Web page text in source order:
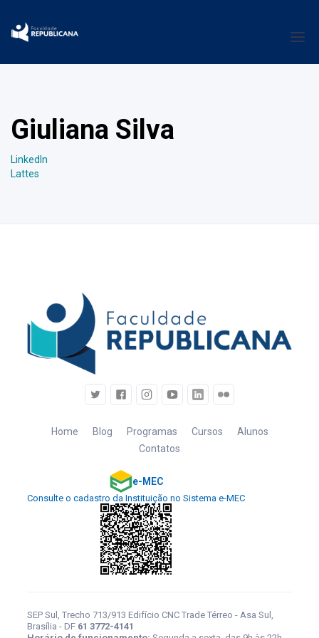
Giuliana Silva
LinkedIn
Lattes
Home Blog Programas Cursos
Alunos
Contatos
e-MEC
Consulte o cadastro da Instituição no Sistema e-MEC
SEP Sul, Trecho 713/913 Edifício CNC Trade Térreo - Asa Sul,
Brasília - DF 61 3772-4141